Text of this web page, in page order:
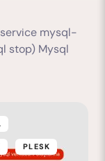
mysql-
stop) Mysql
PLESK